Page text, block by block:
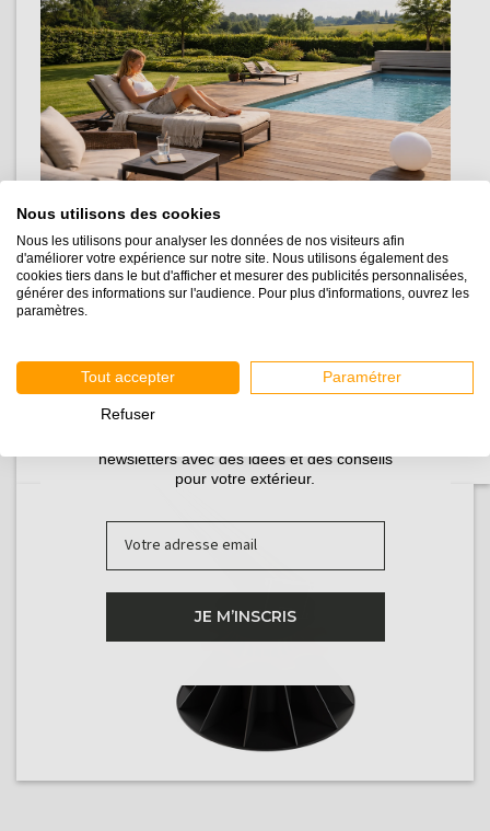
Les avantages du plot TWIST® par rapport aux
systèmes traditionnels sont nombreux :
Simple: Grâce à son système de vis rotative, le
plot TWIST® permet une mise en œuvretrès
facile .
permet un gain de temps considérable pendant la
pose.
Précis: Le réglage par vérin micrométrique
Robuste: Chaque plot TWIST® supporte
jusqu'à 800kg
Nous utilisons des cookies
Nous les utilisons pour analyser les données de nos visiteurs afin
d'améliorer votre expérience sur notre site. Nous utilisons également des
cookies tiers dans le but d'afficher et mesurer des publicités personnalisées,
générer des informations sur l'audience. Pour plus d'informations, ouvrez les
paramètres.
Tout accepter Paramétrer
Refuser
newsletters avec des idées et des conseils
pour votre extérieur.
JE M’INSCRIS